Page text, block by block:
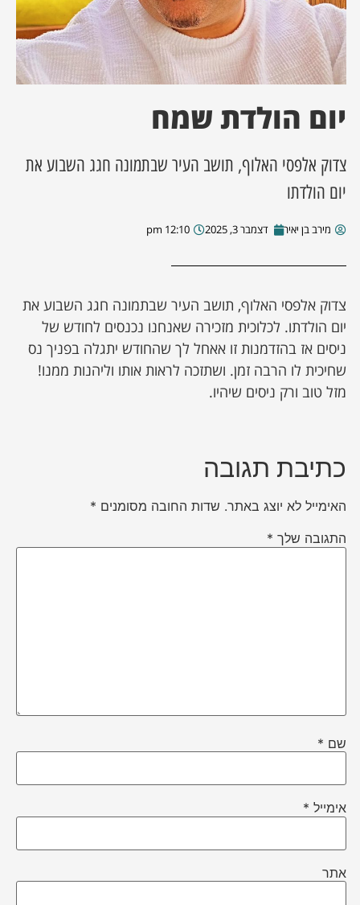
מסע מלחמה
השבוע
מקומית
יום הולדת שמח
צדוק אלפסי האלוף, תושב העיר שבתמונה חגג השבוע את
יום הולדתו
מירב בן יאיר דצמבר 3, 2025 12:10 pm
צדוק אלפסי האלוף, תושב העיר שבתמונה חגג השבוע את
יום הולדתו. לכלוכית מזכירה שאנחנו נכנסים לחודש של
ניסים אז בהזדמנות זו אאחל לך שהחודש יתגלה בפניך נס
שחיכית לו הרבה זמן. ושתזכה לראות אותו וליהנות ממנו!
מזל טוב ורק ניסים שיהיו.
כתיבת תגובה
האימייל לא יוצג באתר. שדות החובה מסומנים *
התגובה שלך *
שם *
אימייל *
אתר